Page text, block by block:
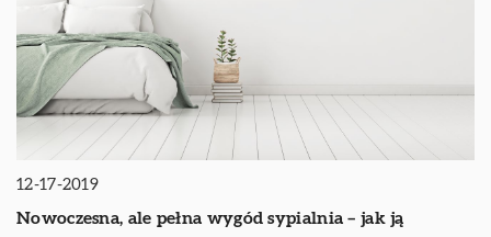
12-17-2019
Nowoczesna, ale pełna wygód sypialnia – jak ją